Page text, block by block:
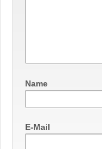
Name
E-Mail